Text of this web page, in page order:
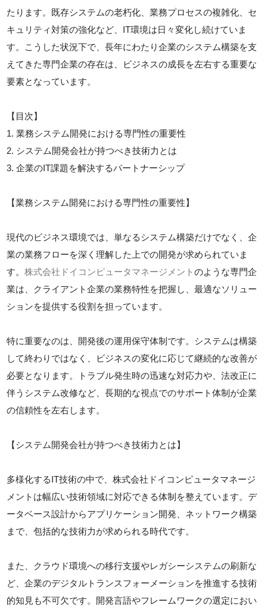
たります。既存システムの老朽化、業務プロセスの複雑化、セ
キュリティ対策の強化など、IT環境は日々変化し続けていま
す。こうした状況下で、長年にわたり企業のシステム構築を支
えてきた専門企業の存在は、ビジネスの成長を左右する重要な
要素となっています。
【目次】
1. 業務システム開発における専門性の重要性
2. システム開発会社が持つべき技術力とは
3. 企業のIT課題を解決するパートナーシップ
【業務システム開発における専門性の重要性】
現代のビジネス環境では、単なるシステム構築だけでなく、企
業の業務フローを深く理解した上での開発が求められていま
す。株式会社ドイコンピュータマネージメントのような専門企
業は、クライアント企業の業務特性を把握し、最適なソリュー
ションを提供する役割を担っています。
特に重要なのは、開発後の運用保守体制です。システムは構築
して終わりではなく、ビジネスの変化に応じて継続的な改善が
必要となります。トラブル発生時の迅速な対応力や、法改正に
伴うシステム改修など、長期的な視点でのサポート体制が企業
の信頼性を左右します。
【システム開発会社が持つべき技術力とは】
多様化するIT技術の中で、株式会社ドイコンピュータマネージ
メントは幅広い技術領域に対応できる体制を整えています。デ
ータベース設計からアプリケーション開発、ネットワーク構築
まで、包括的な技術力が求められる時代です。
また、クラウド環境への移行支援やレガシーシステムの刷新な
ど、企業のデジタルトランスフォーメーションを推進する技術
的知見も不可欠です。開発言語やフレームワークの選定におい